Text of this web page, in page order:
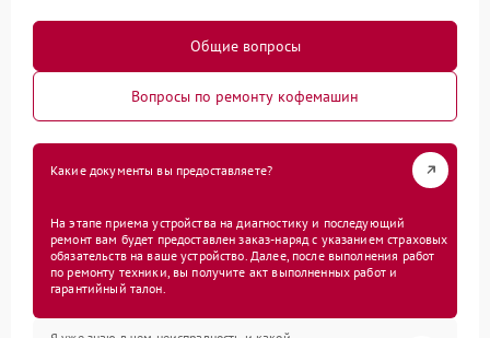
Общие вопросы
Вопросы по ремонту кофемашин
Какие документы вы предоставляете?
На этапе приема устройства на диагностику и последующий
ремонт вам будет предоставлен заказ-наряд с указанием страховых
обязательств на ваше устройство. Далее, после выполнения работ
по ремонту техники, вы получите акт выполненных работ и
гарантийный талон.